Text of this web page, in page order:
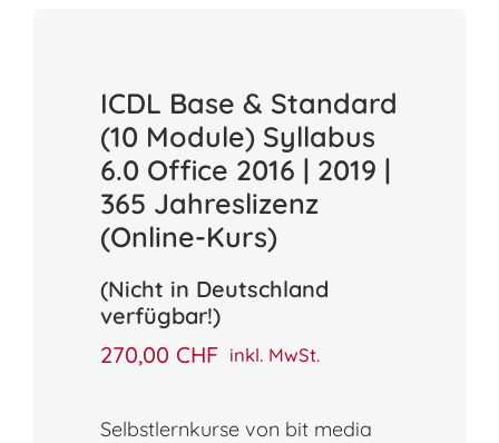
ICDL Base & Standard
(10 Module) Syllabus
6.0 Office 2016 | 2019 |
365 Jahreslizenz
(Online-Kurs)
(Nicht in Deutschland
verfügbar!)
270,00 CHF inkl. MwSt.
Selbstlernkurse von bit media